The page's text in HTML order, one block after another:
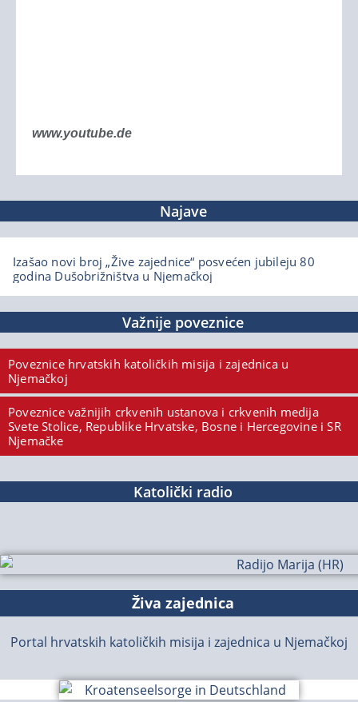
www.youtube.de
Najave
Izašao novi broj „Žive zajednice“ posvećen jubileju 80
godina Dušobrižništva u Njemačkoj
Važnije poveznice
Poveznice hrvatskih katoličkih misija i zajednica u
Njemačkoj
Poveznice važnijih crkvenih ustanova i crkvenih medija
Svete Stolice, Republike Hrvatske, Bosne i Hercegovine i SR
Njemačke
Katolički radio
Živa zajednica
Portal hrvatskih katoličkih misija i zajednica u Njemačkoj